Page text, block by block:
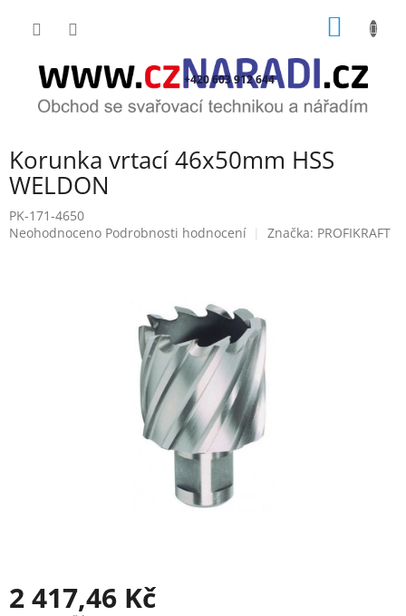
+420 603 912 644
Korunka vrtací 46x50mm HSS
WELDON
PK-171-4650
Průměrné
Neohodnoceno Podrobnosti hodnocení Značka: PROFIKRAFT
2 417,46 Kč